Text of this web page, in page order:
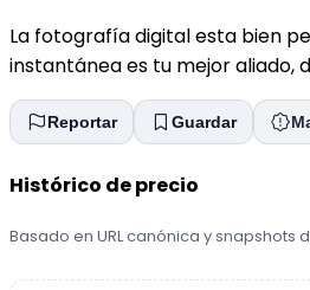
La fotografía digital esta bien
instantánea es tu mejor aliado,
Reportar Guardar
Histórico de precio
Basado en URL canónica y snapshots